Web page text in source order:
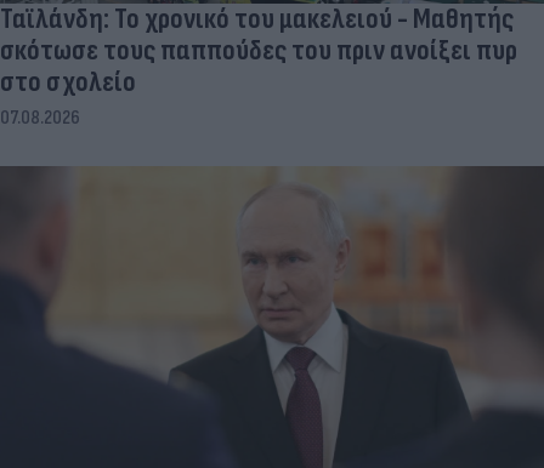
Ταϊλάνδη: Το χρονικό του μακελειού - Μαθητής
σκότωσε τους παππούδες του πριν ανοίξει πυρ
στο σχολείο
07.08.2026